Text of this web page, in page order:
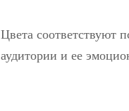
Цвета соответствуют
аудитории и ее